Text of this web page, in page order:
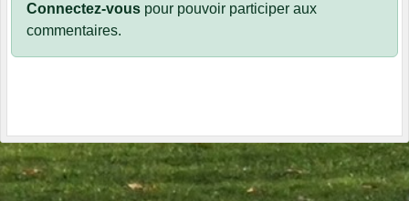
Connectez-vous pour pouvoir participer aux
commentaires.